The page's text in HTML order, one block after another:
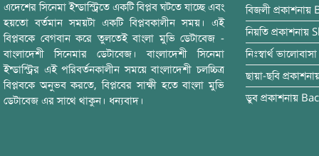
এদেশের সিনেমা ইন্ডাস্ট্রিতে একটি বিপ্লব ঘটতে যাচ্ছে এবং
হয়তো বর্তমান সময়টা একটি বিপ্লবকালীন সময়। এই
বিপ্লবকে বেগবান করে তুলতেই বাংলা মুভি ডেটাবেজ -
বাংলাদেশী সিনেমার ডেটাবেজ। বাংলাদেশী সিনেমা
ইন্ডাস্ট্রির এই পরিবর্তনকালীন সময়ে বাংলাদেশী চলচ্চিত্র
বিপ্লবকে অনুভব করতে, বিপ্লবের সাক্ষী হতে বাংলা মুভি
ডেটাবেজ এর সাথে থাকুন। ধন্যবাদ।
বিজলী প্রকাশনায়
নিয়তি প্রকাশনায়
নিঃস্বার্থ ভালোবাসা
ছায়া-ছবি
ডুব প্রকাশনায়